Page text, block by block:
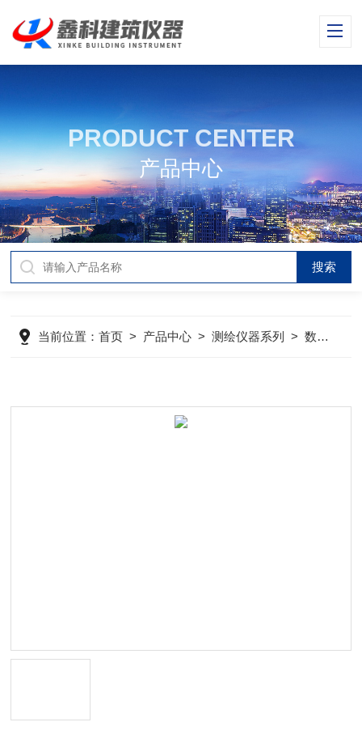
PRODUCT CENTER
产品中心
当前位置：首页 > 产品中心 >测绘仪器系列 >数显收敛仪